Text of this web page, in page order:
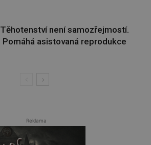
Těhotenství není samozřejmostí.
Pomáhá asistovaná reprodukce
Reklama